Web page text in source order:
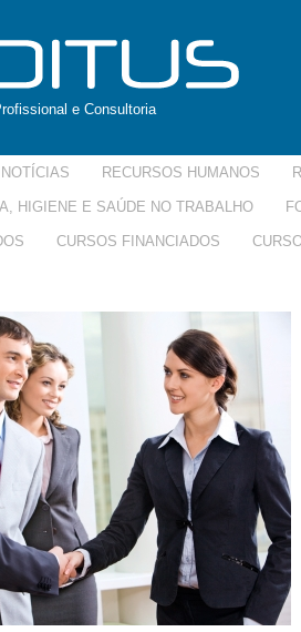
e Consultoria
NOTÍCIAS RECURSOS HUMANOS
HIGIENE E SAÚDE NO TRABALHO
CURSOS FINANCIADOS